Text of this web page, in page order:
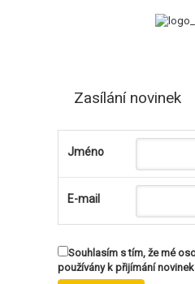
Zasílání novinek
Jméno
E-mail
Souhlasím s tím, že mé
používány k přijímání novinek